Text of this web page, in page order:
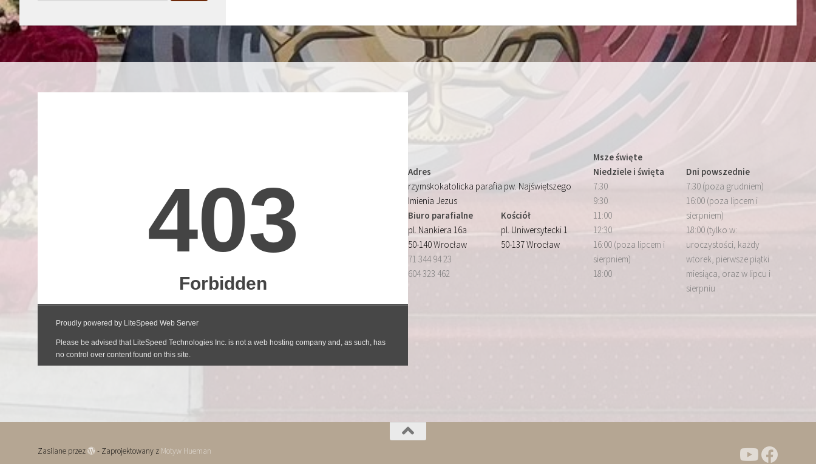
Adres
rzymskokatolicka parafia pw. Najświętszego
Imienia Jezus
Biuro parafialne
pl. Nankiera 16a
50-140 Wrocław
71 344 94 23
604 323 462
Kościół
pl. Uniwersytecki 1
50-137 Wrocław
Msze święte
Niedziele i święta
7:30
9:30
11:00
12:30
16:00 (poza lipcem i
sierpniem)
18:00
Dni powszednie
7:30 (poza grudniem)
16:00 (poza lipcem i
sierpniem)
18:00 (tylko w:
uroczystości, każdy
wtorek, pierwsze piątki
miesiąca, oraz w lipcu i
sierpniu
Zasilane przez - Zaprojektowany z Motyw Hueman